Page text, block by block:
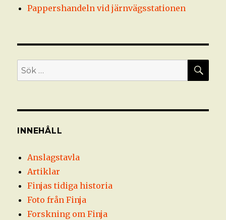
Pappershandeln vid järnvägsstationen
Sök
efter:
INNEHÅLL
Anslagstavla
Artiklar
Finjas tidiga historia
Foto från Finja
Forskning om Finja